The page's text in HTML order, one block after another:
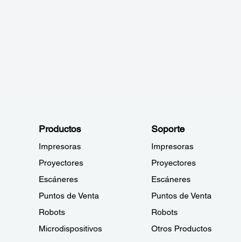
Productos
Impresoras
Proyectores
Escáneres
Puntos de Venta
Robots
Microdispositivos
Soporte
Impresoras
Proyectores
Escáneres
Puntos de Venta
Robots
Otros Productos